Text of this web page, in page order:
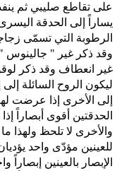
على تقاطع صليبي ثم ينفذ
يساراً إلى الحدقة
الرطوبة التي تسمّى
وقد ذكر غير ‏"‏ جالينوس ‏"‏
غير انعطاف وقد ذكر
ليكون الروح السائلة
إلى الأخرى إذا عرضت
الحدقتين أقوى
والأخرى لا تلحظ ولهذا ما
للعينين مؤدّى واحد
الإبصار بالعينين